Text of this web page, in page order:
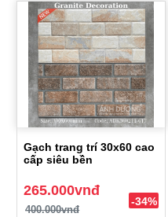
Gạch trang trí 30x60 cao
cấp siêu bền
265.000vnđ
400.000vnđ
-34%